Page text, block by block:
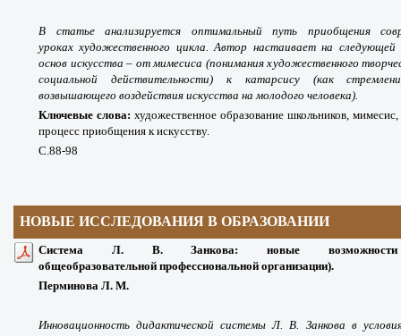
В статье анализируется оптимальный путь приобщения
урокаххудожественного цикла. Автор настаивает на следующей
основ искусства – от мимесиса (понимания художественного
социальной действительности) к катарсису (как
возвышающего воздействия искусства на молодого человека).
Ключевые слова: художественное образование школьников,
процесс приобщения к искусству.
С.88-98
НОВЫЕ ИССЛЕДОВАНИЯ В ОБРАЗОВАНИИ
Система Л. В. Занкова: новые
общеобразовательной профессиональной организации).
Перминова Л. М.
Инновационность дидактической системы Л. В. Занкова в